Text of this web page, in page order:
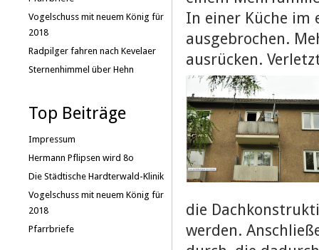
Vogelschuss mit neuem König für
2018
Radpilger fahren nach Kevelaer
Sternenhimmel über Hehn
Top Beiträge
Impressum
Hermann Pflipsen wird 8o
Die Städtische Hardterwald-Klinik
Vogelschuss mit neuem König für
2018
Pfarrbriefe
In einer Küche im
ausgebrochen.
ausrücken.
die
werden.